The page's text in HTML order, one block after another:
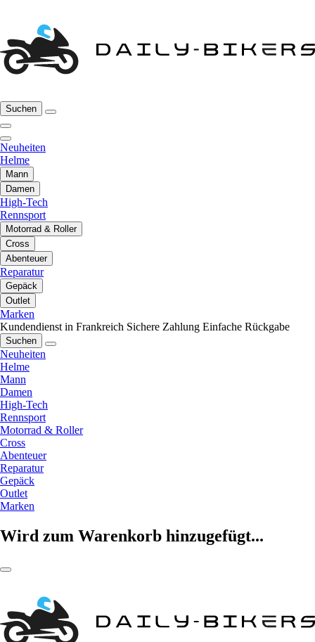
Suchen
Neuheiten
Helme
Mann
Damen
High-Tech
Rennsport
Motorrad & Roller
Cross
Abenteuer
Reparatur
Gepäck
Outlet
Marken
Kundendienst in Frankreich Sichere Zahlung Einfache Rückgabe
Suchen
Neuheiten
Helme
Mann
Damen
High-Tech
Rennsport
Motorrad & Roller
Cross
Abenteuer
Reparatur
Gepäck
Outlet
Marken
Wird zum Warenkorb hinzugefügt...